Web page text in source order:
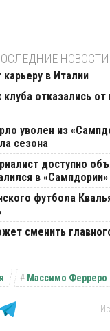
НОВОСТИ
в Италии
клуба отказались от
уволен из
сезона
доступно
в «Сампдории»
футбола
сменить
Массимо Ферреро